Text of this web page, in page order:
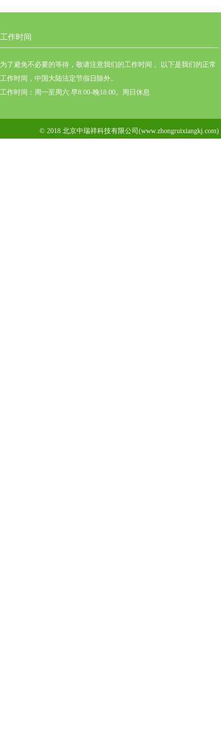
工作时间
为了避免不必要的等待，敬请注意我们的工作时间 。以下是我们的正常
工作时间，中国大陆法定节假日除外。
工作时间：周一至周六 早8:00-晚18:00。周日休息
© 2018 北京中瑞祥科技有限公司